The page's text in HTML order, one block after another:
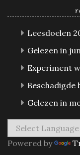
Leesdoelen
Gelezen in
Experiment
Beschadigde
Gelezen in
Powered by